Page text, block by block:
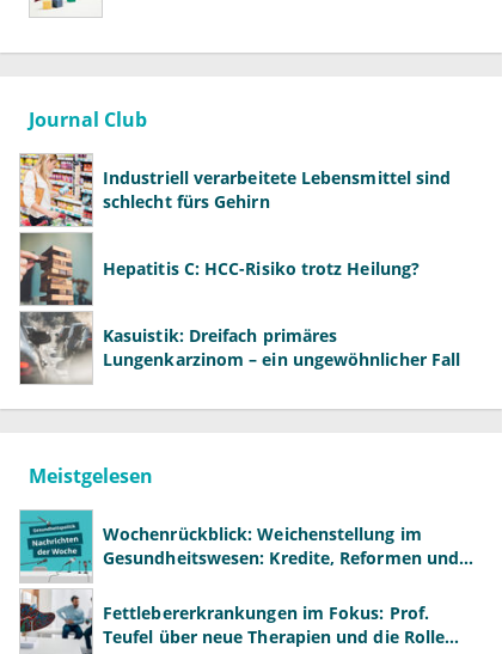
Journal Club
Industriell verarbeitete Lebensmittel sind
schlecht fürs Gehirn
Hepatitis C: HCC-Risiko trotz Heilung?
Kasuistik: Dreifach primäres
Lungenkarzinom – ein ungewöhnlicher Fall
Meistgelesen
Wochenrückblick: Weichenstellung im
Gesundheitswesen: Kredite, Reformen und
Fettlebererkrankungen im Fokus: Prof.
Teufel über neue Therapien und die Rolle